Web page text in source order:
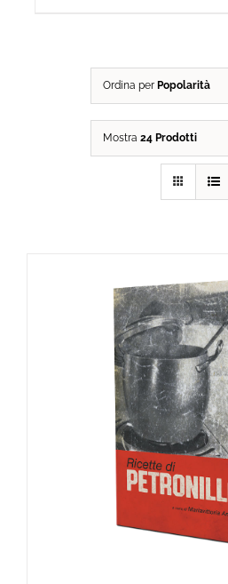
Ordina per Popolarità
Mostra 24 Prodotti
DETTAGLI